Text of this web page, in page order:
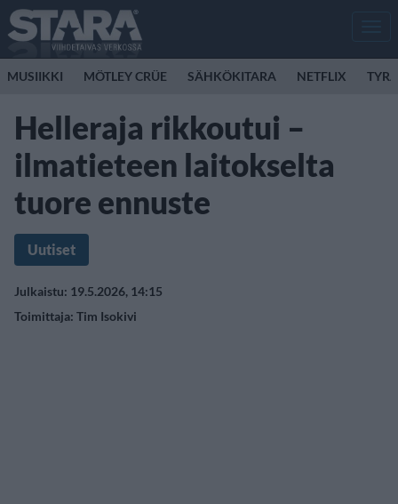
MUSIIKKI MÖTLEY CRÜE SÄHKÖKITARA NETFLIX
Helleraja rikkoutui –
ilmatieteen laitokselta
tuore ennuste
Uutiset
Julkaistu: 19.5.2026, 14:15
Toimittaja: Tim Isokivi